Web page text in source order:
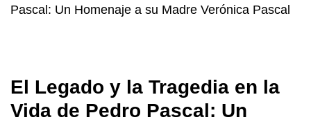
El Legado y la Tragedia en la
Vida de Pedro Pascal: Un